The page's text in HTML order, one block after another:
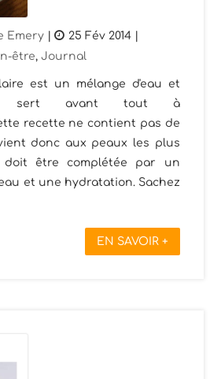
Emery | 25 Fév 2014 |
être,Journal
est un mélange d'eau et
sert avant tout à
recette ne contient pas de
donc aux peaux les plus
doit être complétée par un
et une hydratation. Sachez
EN SAVOIR +